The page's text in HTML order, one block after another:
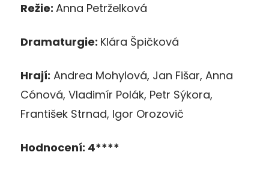
Režie: Anna Petrželková
Dramaturgie: Klára Špičková
Hrají: Andrea Mohylová, Jan Fišar, Anna
Cónová, Vladimír Polák, Petr Sýkora,
František Strnad, Igor Orozovič
Hodnocení: 4****